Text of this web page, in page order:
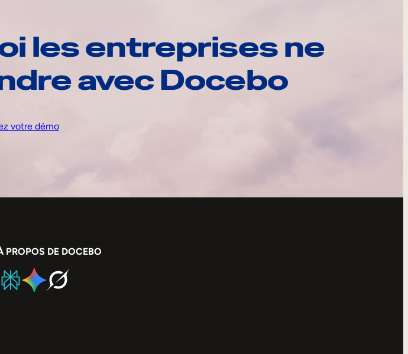
les entreprises ne
avec Docebo
votre démo
PROPOS DE DOCEBO